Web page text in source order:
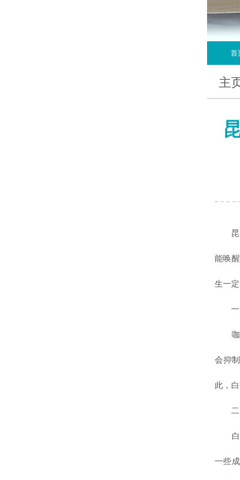
首
主
昆
能唤
生一
一、
咖啡
会抑
此，
二、
白癜
一些